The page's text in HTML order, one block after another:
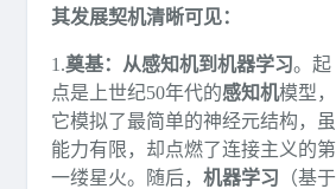
其发展契机清晰可见：
1.奠基：从感知机到机器学习。起
点是上世纪50年代的感知机模型，
它模拟了最简单的神经元结构，虽
能力有限，却点燃了连接主义的第
一缕星火。随后， 机器学习 （基于